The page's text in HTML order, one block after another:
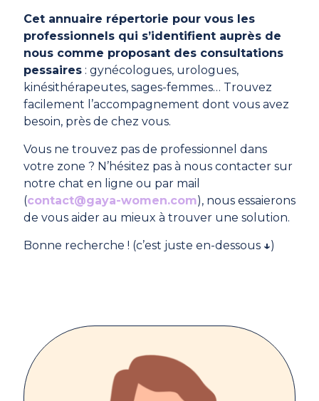
Cet annuaire répertorie pour vous les
professionnels qui s’identifient auprès de
nous comme proposant des consultations
pessaires : gynécologues, urologues,
kinésithérapeutes, sages-femmes… Trouvez
facilement l’accompagnement dont vous avez
besoin, près de chez vous.
Vous ne trouvez pas de professionnel dans
votre zone ? N’hésitez pas à nous contacter sur
notre chat en ligne ou par mail
(contact@gaya-women.com), nous essaierons
de vous aider au mieux à trouver une solution.
Bonne recherche ! (c’est juste en-dessous ↓)